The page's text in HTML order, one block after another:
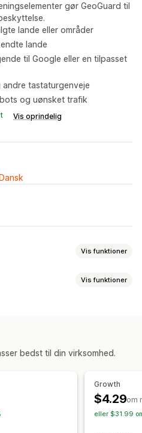
gør GeoGuard til
lande eller områder
lande
til Google eller en tilpasset
andre tastaturgenveje
og uønsket trafik
Vis oprindelig
Vis funktioner
Vis funktioner
bedst til din virksomhed.
Growth
$4.29om
eller $31.99